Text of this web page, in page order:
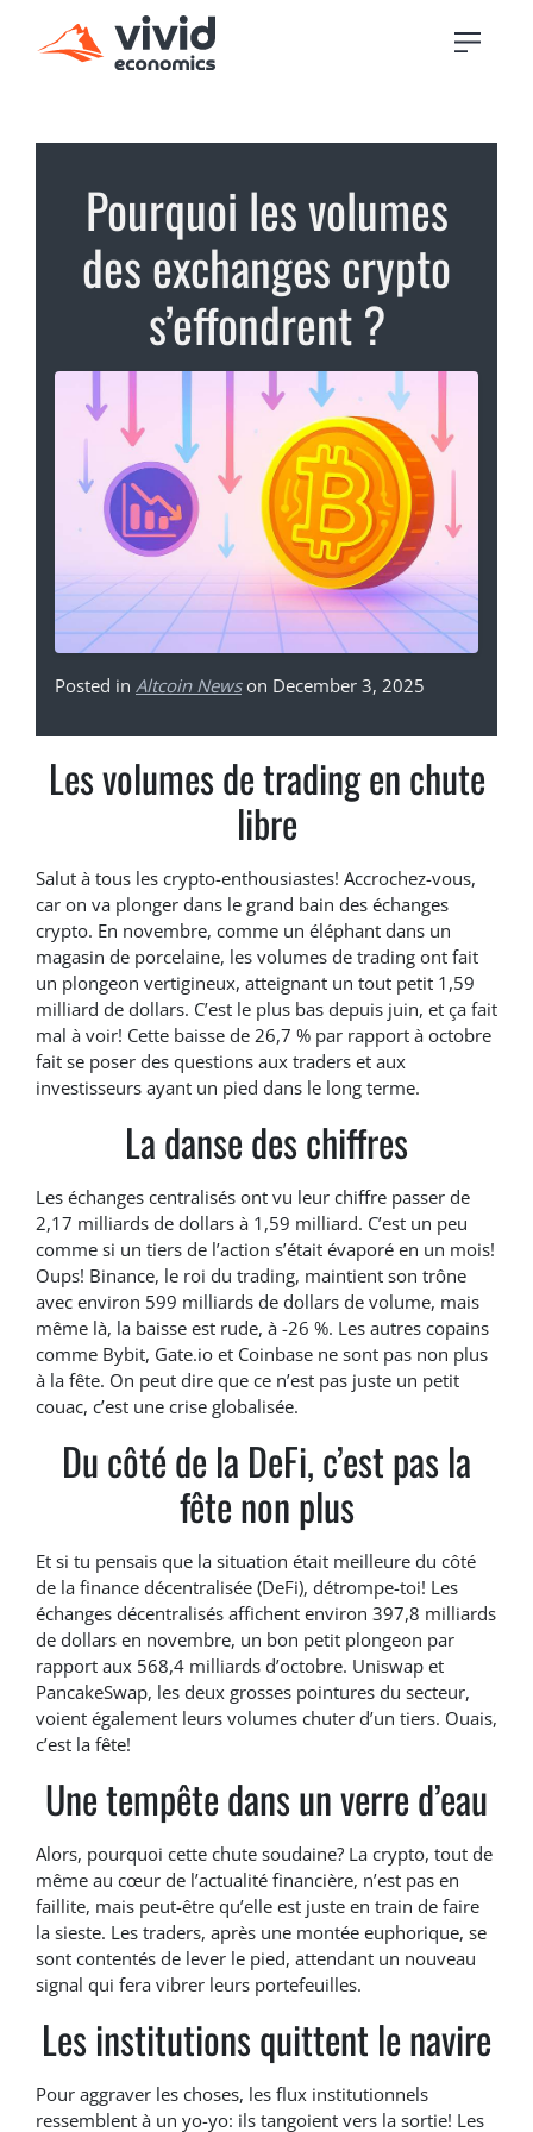
Pourquoi les volumes
des exchanges crypto
s’effondrent ?
Posted in Altcoin Newson December 3, 2025
Les volumes de trading en chute
libre
Salut à tous les crypto-enthousiastes! Accrochez-vous,
car on va plonger dans le grand bain des échanges
crypto. En novembre, comme un éléphant dans un
magasin de porcelaine, les volumes de trading ont fait
un plongeon vertigineux, atteignant un tout petit 1,59
milliard de dollars. C’est le plus bas depuis juin, et ça fait
mal à voir! Cette baisse de 26,7 % par rapport à octobre
fait se poser des questions aux traders et aux
investisseurs ayant un pied dans le long terme.
La danse des chiffres
Les échanges centralisés ont vu leur chiffre passer de
2,17 milliards de dollars à 1,59 milliard. C’est un peu
comme si un tiers de l’action s’était évaporé en un mois!
Oups! Binance, le roi du trading, maintient son trône
avec environ 599 milliards de dollars de volume, mais
même là, la baisse est rude, à -26 %. Les autres copains
comme Bybit, Gate.io et Coinbase ne sont pas non plus
à la fête. On peut dire que ce n’est pas juste un petit
couac, c’est une crise globalisée.
Du côté de la DeFi, c’est pas la
fête non plus
Et si tu pensais que la situation était meilleure du côté
de la finance décentralisée (DeFi), détrompe-toi! Les
échanges décentralisés affichent environ 397,8 milliards
de dollars en novembre, un bon petit plongeon par
rapport aux 568,4 milliards d’octobre. Uniswap et
PancakeSwap, les deux grosses pointures du secteur,
voient également leurs volumes chuter d’un tiers. Ouais,
c’est la fête!
Une tempête dans un verre d’eau
Alors, pourquoi cette chute soudaine? La crypto, tout de
même au cœur de l’actualité financière, n’est pas en
faillite, mais peut-être qu’elle est juste en train de faire
la sieste. Les traders, après une montée euphorique, se
sont contentés de lever le pied, attendant un nouveau
signal qui fera vibrer leurs portefeuilles.
Les institutions quittent le navire
Pour aggraver les choses, les flux institutionnels
ressemblent à un yo-yo: ils tangoient vers la sortie! Les